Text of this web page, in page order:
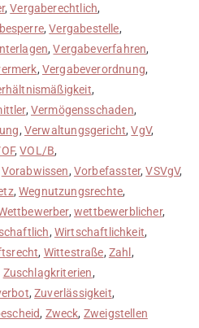
,Vergaberechtlich,
,Vergabestelle,
,Vergabeverfahren,
, Vergabeverordnung,
,
, Vermögensschaden,
, Verwaltungsgericht,VgV,
,VOL/B,
Vorabwissen, Vorbefasster,VSVgV,
,Wegnutzungsrechte,
, wettbewerblicher,
, Wirtschaftlichkeit,
, Wittestraße, Zahl ,
Zuschlagkriterien,
,Zuverlässigkeit,
, Zweck, Zweigstellen